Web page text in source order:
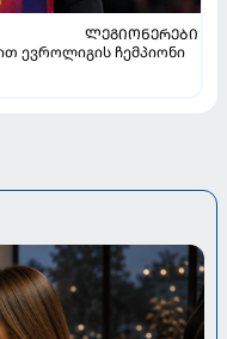
ᲚᲔᲒᲘᲝᲜᲔᲠᲔᲑᲘ
ევროლიგის ჩემპიონი